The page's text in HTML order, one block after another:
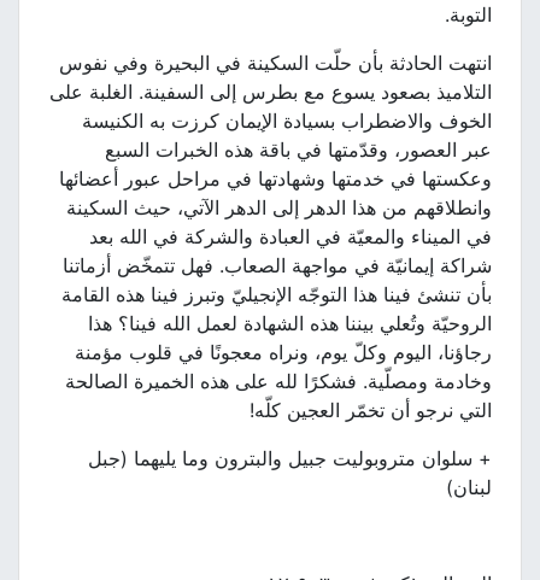
التوبة.
انتهت الحادثة بأن حلّت السكينة في البحيرة وفي نفوس
التلاميذ بصعود يسوع مع بطرس إلى السفينة. الغلبة على
الخوف والاضطراب بسيادة الإيمان كرزت به الكنيسة
عبر العصور، وقدّمتها في باقة هذه الخبرات السبع
وعكستها في خدمتها وشهادتها في مراحل عبور أعضائها
وانطلاقهم من هذا الدهر إلى الدهر الآتي، حيث السكينة
في الميناء والمعيّة في العبادة والشركة في الله بعد
شراكة إيمانيّة في مواجهة الصعاب. فهل تتمخّض أزماتنا
بأن تنشئ فينا هذا التوجّه الإنجيليّ وتبرز فينا هذه القامة
الروحيّة وتُعلي بيننا هذه الشهادة لعمل الله فينا؟ هذا
رجاؤنا، اليوم وكلّ يوم، ونراه معجونًا في قلوب مؤمنة
وخادمة ومصلّية. فشكرًا لله على هذه الخميرة الصالحة
التي نرجو أن تخمّر العجين كلّه!
+ سلوان متروبوليت جبيل والبترون وما يليهما (جبل
لبنان)